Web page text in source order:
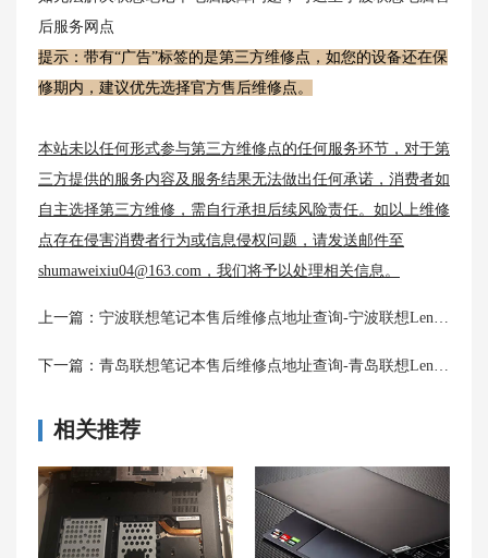
后服务网点
提示：带有“广告”标签的是第三方维修点，如您的设备还在保
修期内，建议优先选择官方售后维修点。
本站未以任何形式参与第三方维修点的任何服务环节，对于第
三方提供的服务内容及服务结果无法做出任何承诺，消费者如
自主选择第三方维修，需自行承担后续风险责任。如以上维修
点存在侵害消费者行为或信息侵权问题，请发送邮件至
shumaweixiu04@163.com，我们将予以处理相关信息。
上一篇： 宁波联想笔记本售后维修点地址查询-宁波联想Lenovo售后网点
下一篇： 青岛联想笔记本售后维修点地址查询-青岛联想Lenovo售后网点
相关推荐